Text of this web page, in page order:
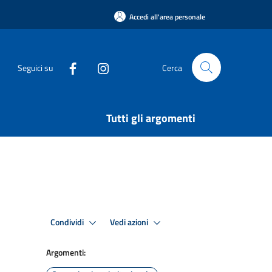
Accedi all'area personale
Seguici su Cerca
Tutti gli argomenti
Condividi Vedi azioni
Argomenti: